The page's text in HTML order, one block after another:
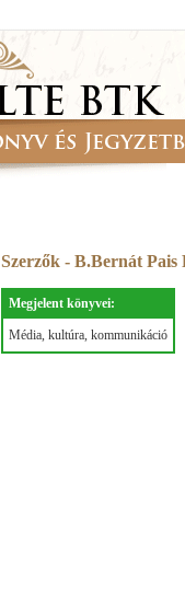
Szerzők - B.Bernát
Megjelent könyvei:
Média, kultúra, kommunikáció